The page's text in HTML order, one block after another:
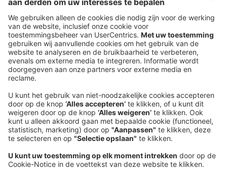
Roland Berger GmbH
Sederanger 1
80538 Munich
Germany
Phone:
Fax:
+49 89 9230-8202
Mail:
Send us a message
NEWSROOM
LEGAL